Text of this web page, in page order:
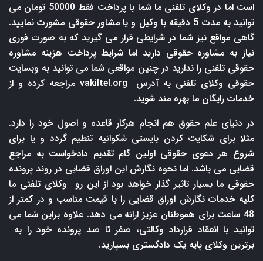
است اما در وکلای تلفنی ما شما با پرداخت فقط 50000 تومان می
توانید به مدت 5 دقیقه با وکیل و یا مشاور حقوقی مشورت نمایید.
گاهی مواقع نیز شما در شرایطی قرار می گیرید که به صورت فوری
نیاز به مشاوره حقوقی دارید اما شرایط پرداخت هزینه مشاوره
حقوقی تلفنی را ندارید در چنین مواقعی شما می توانید به وبسایت
حقوقی وکلای تلفنی به آدرس
vakiltel.org مراجعه کرده و از
خدمات رایگان ما بهره مند شوید.
در دنیای علم حقوق هم انجام هرکار قاعده و اصول خود را دارد.
مثلا برای شکایت کردن بایستی شکوائیه تنطیم گردد و یا برای
شروع هر دعوی حقوقی اولین گام تقدیم دادخواست به مراجع
قضایی می باشد. اما نحوه نگارش این اوراق قضایی در روند پرونده
حقوقی ما بسیار تاثیر گذار خواهد بود از این رو وکلای تلفنی ما
کلیه خدمات نگارش اوراق قضایی را با قیمت مناسب و در کمتر از
48 ساعت برای هموطنان عزیز ارائه می دهد. علاوه براین شما می
توانید با انعقاد قرارداد وکالتی، صفر تا صد پرونده خود را به
برترین وکلای پایه یک دادگستری بسپارید.